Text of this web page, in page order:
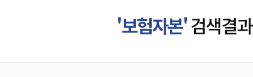
'보험자본'검색결과